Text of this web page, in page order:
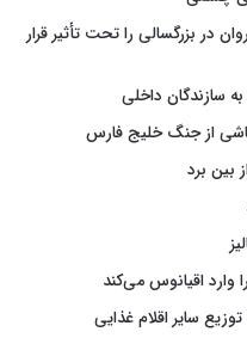
در بزرگسالی را تحت تأثیر قرار
سازندگان داخلی
از جنگ خلیج فارس
بین برد
اقیانوس می‌کند
سایر اقلام غذایی